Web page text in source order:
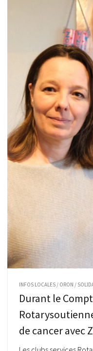
INFOS LOCALES / ORON /
Durant le
de cancer avec